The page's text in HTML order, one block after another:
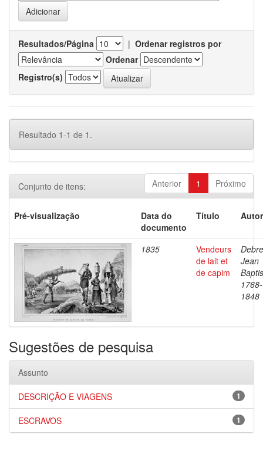
Resultados/Página | Ordenar registros por
Ordenar
Registro(s)
Resultado 1-1 de 1.
Anterior 1 Próximo
Conjunto de itens:
Pré-visualização
Data do
documento
Título
1835
Vendeurs
de lait et
de capim
Jean
1768-
1848
Sugestões de pesquisa
Assunto
1
DESCRIÇÃO E VIAGENS
1
ESCRAVOS